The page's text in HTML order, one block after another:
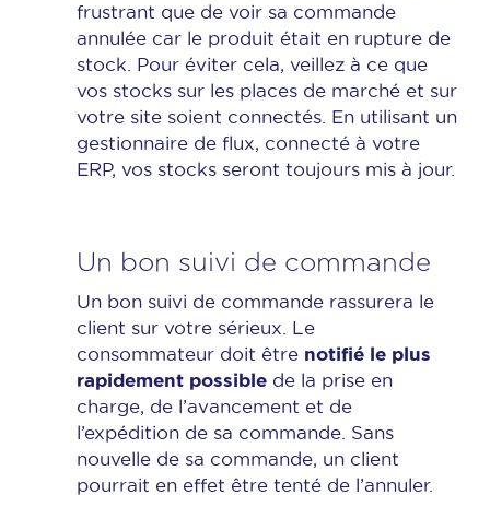
frustrant que de voir sa commande
annulée car le produit était en rupture de
stock. Pour éviter cela, veillez à ce que
vos stocks sur les places de marché et sur
votre site soient connectés. En utilisant un
gestionnaire de flux, connecté à votre
ERP, vos stocks seront toujours mis à jour.
Un bon suivi de commande
Un bon suivi de commande rassurera le
client sur votre sérieux. Le
consommateur doit être notifié le plus
rapidement possible de la prise en
charge, de l’avancement et de
l’expédition de sa commande. Sans
nouvelle de sa commande, un client
pourrait en effet être tenté de l’annuler.